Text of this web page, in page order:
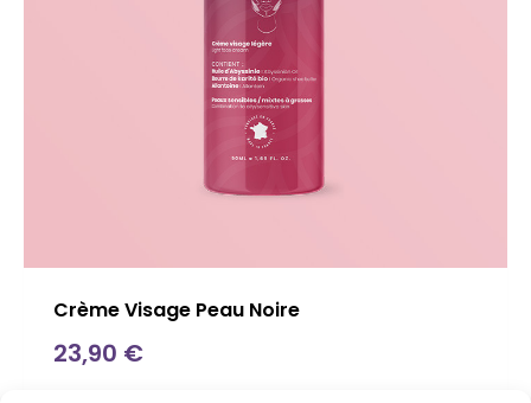
Crème Visage Peau Noire
23,90 €